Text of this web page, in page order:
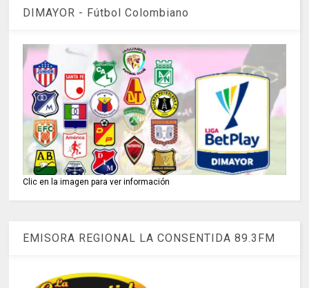
DIMAYOR - Fútbol Colombiano
Clic en la imagen para ver información
EMISORA REGIONAL LA CONSENTIDA 89.3FM